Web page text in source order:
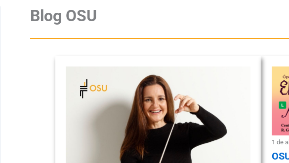
Blog OSU
1 de